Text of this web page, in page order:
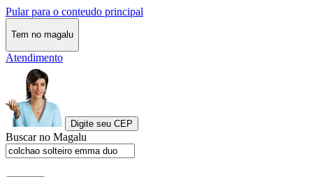
Pular para o conteudo principal
Tem no magalu
Atendimento
Digite seu CEP
Buscar no Magalu